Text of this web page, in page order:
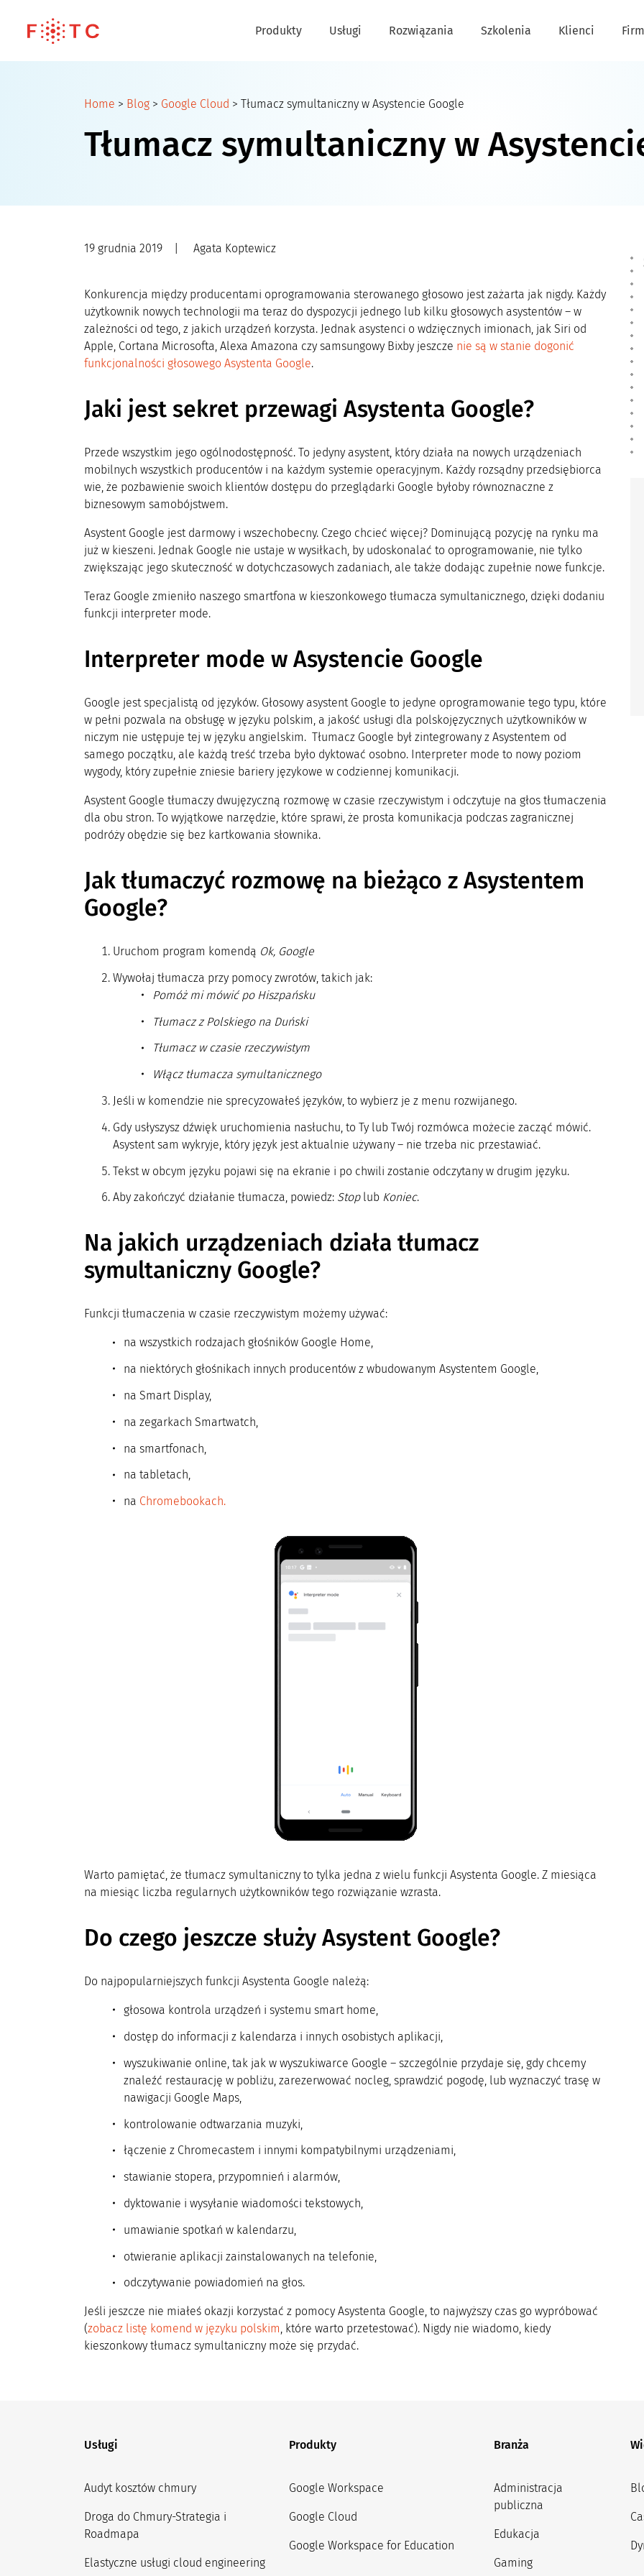
Produkty Usługi Rozwiązania Szkolenia Klienci
Home > Blog > Google Cloud > Tłumacz symultaniczny w Asystencie Google
Tłumacz symultaniczny w
19 grudnia 2019 Agata Koptewicz
Konkurencja między producentami oprogramowania sterowanego głosowo jest zażarta jak nigdy. Każdy
użytkownik nowych technologii ma teraz do dyspozycji jednego lub kilku głosowych asystentów – w
zależności od tego, z jakich urządzeń korzysta. Jednak asystenci o wdzięcznych imionach, jak Siri od
Apple, Cortana Microsofta, Alexa Amazona czy samsungowy Bixby jeszcze nie są w stanie dogonić
funkcjonalności głosowego Asystenta Google.
Jaki jest sekret przewagi Asystenta Google?
Przede wszystkim jego ogólnodostępność. To jedyny asystent, który działa na nowych urządzeniach
mobilnych wszystkich producentów i na każdym systemie operacyjnym. Każdy rozsądny przedsiębiorca
wie, że pozbawienie swoich klientów dostępu do przeglądarki Google byłoby równoznaczne z
biznesowym samobójstwem.
Asystent Google jest darmowy i wszechobecny. Czego chcieć więcej? Dominującą pozycję na rynku ma
już w kieszeni. Jednak Google nie ustaje w wysiłkach, by udoskonalać to oprogramowanie, nie tylko
zwiększając jego skuteczność w dotychczasowych zadaniach, ale także dodając zupełnie nowe funkcje.
Teraz Google zmieniło naszego smartfona w kieszonkowego tłumacza symultanicznego, dzięki dodaniu
funkcji interpreter mode.
Interpreter mode w Asystencie Google
Google jest specjalistą od języków. Głosowy asystent Google to jedyne oprogramowanie tego typu, które
w pełni pozwala na obsługę w języku polskim, a jakość usługi dla polskojęzycznych użytkowników w
niczym nie ustępuje tej w języku angielskim. Tłumacz Google był zintegrowany z Asystentem od
samego początku, ale każdą treść trzeba było dyktować osobno. Interpreter mode to nowy poziom
wygody, który zupełnie zniesie bariery językowe w codziennej komunikacji.
Asystent Google tłumaczy dwujęzyczną rozmowę w czasie rzeczywistym i odczytuje na głos tłumaczenia
dla obu stron. To wyjątkowe narzędzie, które sprawi, że prosta komunikacja podczas zagranicznej
podróży obędzie się bez kartkowania słownika.
Jak tłumaczyć rozmowę na bieżąco z Asystentem
Google?
Uruchom program komendą Ok, Google
Wywołaj tłumacza przy pomocy zwrotów, takich jak:
Pomóż mi mówić po Hiszpańsku
Tłumacz z Polskiego na Duński
Tłumacz w czasie rzeczywistym
Włącz tłumacza symultanicznego
Jeśli w komendzie nie sprecyzowałeś języków, to wybierz je z menu rozwijanego.
Gdy usłyszysz dźwięk uruchomienia nasłuchu, to Ty lub Twój rozmówca możecie zacząć mówić.
Asystent sam wykryje, który język jest aktualnie używany – nie trzeba nic przestawiać.
Tekst w obcym języku pojawi się na ekranie i po chwili zostanie odczytany w drugim języku.
Aby zakończyć działanie tłumacza, powiedz: Stoplub Koniec.
Na jakich urządzeniach działa tłumacz
symultaniczny Google?
Funkcji tłumaczenia w czasie rzeczywistym możemy używać:
na wszystkich rodzajach głośników Google Home,
na niektórych głośnikach innych producentów z wbudowanym Asystentem Google,
na Smart Display,
na zegarkach Smartwatch,
na smartfonach,
na tabletach,
na Chromebookach.
Warto pamiętać, że tłumacz symultaniczny to tylka jedna z wielu funkcji Asystenta Google. Z miesiąca
na miesiąc liczba regularnych użytkowników tego rozwiązanie wzrasta.
Do czego jeszcze służy Asystent Google?
Do najpopularniejszych funkcji Asystenta Google należą:
głosowa kontrola urządzeń i systemu smart home,
dostęp do informacji z kalendarza i innych osobistych aplikacji,
wyszukiwanie online, tak jak w wyszukiwarce Google – szczególnie przydaje się, gdy chcemy
znaleźć restaurację w pobliżu, zarezerwować nocleg, sprawdzić pogodę, lub wyznaczyć trasę w
nawigacji Google Maps,
kontrolowanie odtwarzania muzyki,
łączenie z Chromecastem i innymi kompatybilnymi urządzeniami,
stawianie stopera, przypomnień i alarmów,
dyktowanie i wysyłanie wiadomości tekstowych,
umawianie spotkań w kalendarzu,
otwieranie aplikacji zainstalowanych na telefonie,
odczytywanie powiadomień na głos.
Jeśli jeszcze nie miałeś okazji korzystać z pomocy Asystenta Google, to najwyższy czas go wypróbować
(zobacz listę komend w języku polskim, które warto przetestować). Nigdy nie wiadomo, kiedy
kieszonkowy tłumacz symultaniczny może się przydać.
Usługi
Audyt kosztów chmury
Droga do Chmury-Strategia i
Roadmapa
Elastyczne usługi cloud engineering
Produkty
Google Workspace
Google Cloud
Google Workspace for Education
Branża
Administracja
publiczna
Edukacja
Gaming